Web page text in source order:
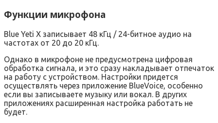
Функции микрофона
Blue Yeti X записывает 48 кГц / 24-битное аудио на
частотах от 20 до 20 кГц.
Однако в микрофоне не предусмотрена цифровая
обработка сигнала, и это сразу накладывает отпечаток
на работу с устройством. Настройки придется
осуществлять через приложение BlueVoice, особенно
если вы записываете музыку или вокал. В других
приложениях расширенная настройка работать не
будет.